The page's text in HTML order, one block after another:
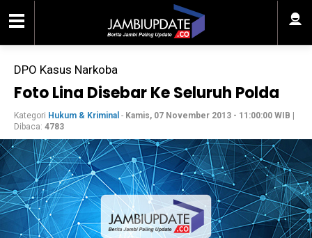
DPO Kasus Narkoba
Foto Lina Disebar Ke Seluruh Polda
Kategori Hukum & Kriminal - Kamis, 07 November 2013 - 11:00:00 WIB
Dibaca: 4783